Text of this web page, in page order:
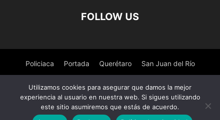
FOLLOW US
Policiaca Portada Querétaro San Juan del Río
Nacional Salud
Utilizamos cookies para asegurar que damos la mejor
experiencia al usuario en nuestra web. Si sigues utilizando
este sitio asumiremos que estás de acuerdo.